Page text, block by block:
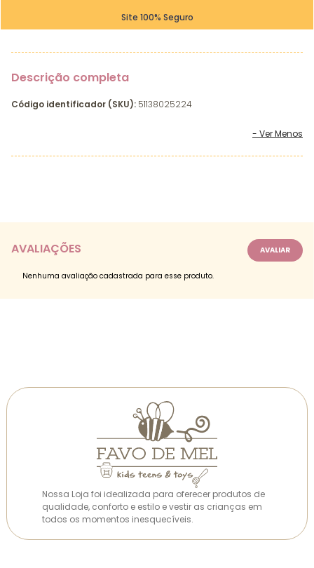
Site 100% Seguro
Descrição completa
Código identificador (SKU): 51138025224
AVALIAÇÕES
Nenhuma avaliação cadastrada para esse produto.
Nossa Loja foi idealizada para oferecer produtos de
qualidade, conforto e estilo e vestir as crianças em
todos os momentos inesquecíveis.